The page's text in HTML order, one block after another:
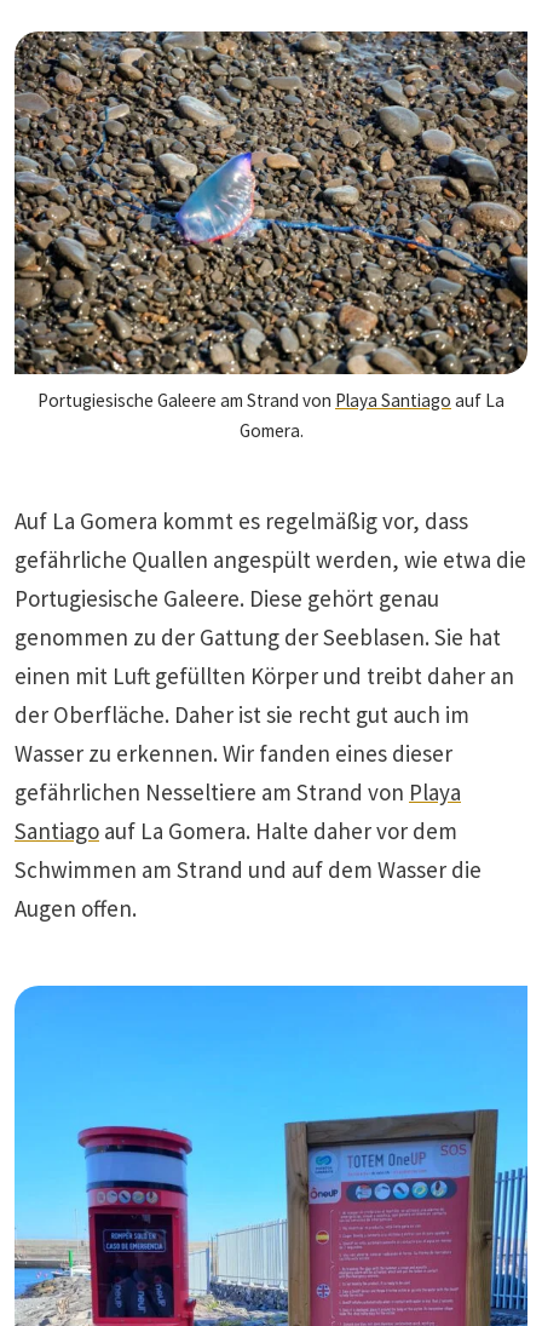
Portugiesische Galeere am Strand von Playa Santiago auf La
Gomera.
Auf La Gomera kommt es regelmäßig vor, dass
gefährliche Quallen angespült werden, wie etwa die
Portugiesische Galeere. Diese gehört genau
genommen zu der Gattung der Seeblasen. Sie hat
einen mit Luft gefüllten Körper und treibt daher an
der Oberfläche. Daher ist sie recht gut auch im
Wasser zu erkennen. Wir fanden eines dieser
gefährlichen Nesseltiere am Strand von Playa
Santiago auf La Gomera. Halte daher vor dem
Schwimmen am Strand und auf dem Wasser die
Augen offen.